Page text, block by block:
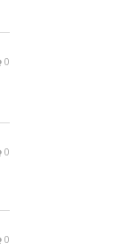
0
0
0